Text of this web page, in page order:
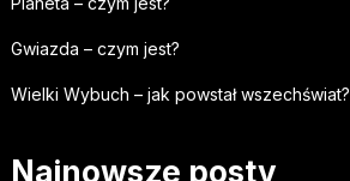
Gwiazda – czym jest?
Wielki Wybuch – jak powstał wszechświat?
Najnowsze posty